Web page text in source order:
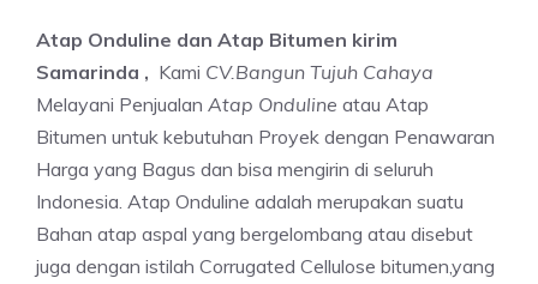
Atap Onduline dan Atap Bitumen kirim
Samarinda , Kami CV.Bangun Tujuh Cahaya
Melayani Penjualan Atap Onduline atau Atap
Bitumen untuk kebutuhan Proyek dengan Penawaran
Harga yang Bagus dan bisa mengirin di seluruh
Indonesia. Atap Onduline adalah merupakan suatu
Bahan atap aspal yang bergelombang atau disebut
juga dengan istilah Corrugated Cellulose bitumen,yang